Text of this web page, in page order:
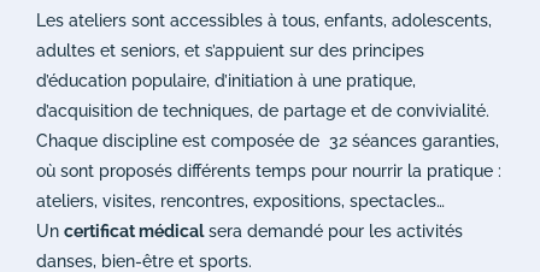
Les ateliers sont accessibles à tous, enfants, adolescents,
adultes et seniors, et s’appuient sur des principes
d’éducation populaire, d’initiation à une pratique,
d’acquisition de techniques, de partage et de convivialité.
Chaque discipline est composée de 32 séances garanties,
où sont proposés différents temps pour nourrir la pratique :
ateliers, visites, rencontres, expositions, spectacles…
Un certificat médicalsera demandé pour les activités
danses, bien-être et sports.